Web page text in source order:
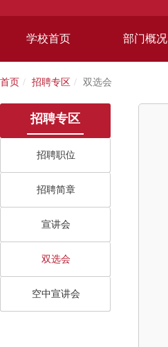
学校首页 部门概况
首页 招聘专区 双选会
招聘专区
招聘职位
招聘简章
宣讲会
双选会
空中宣讲会